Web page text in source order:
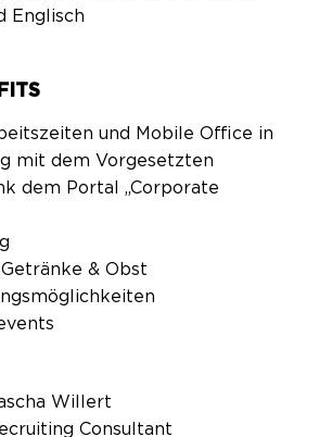
Englisch
und Mobile Office in
mit dem Vorgesetzten
dem Portal „Corporate
& Obst
Willert
Consultant